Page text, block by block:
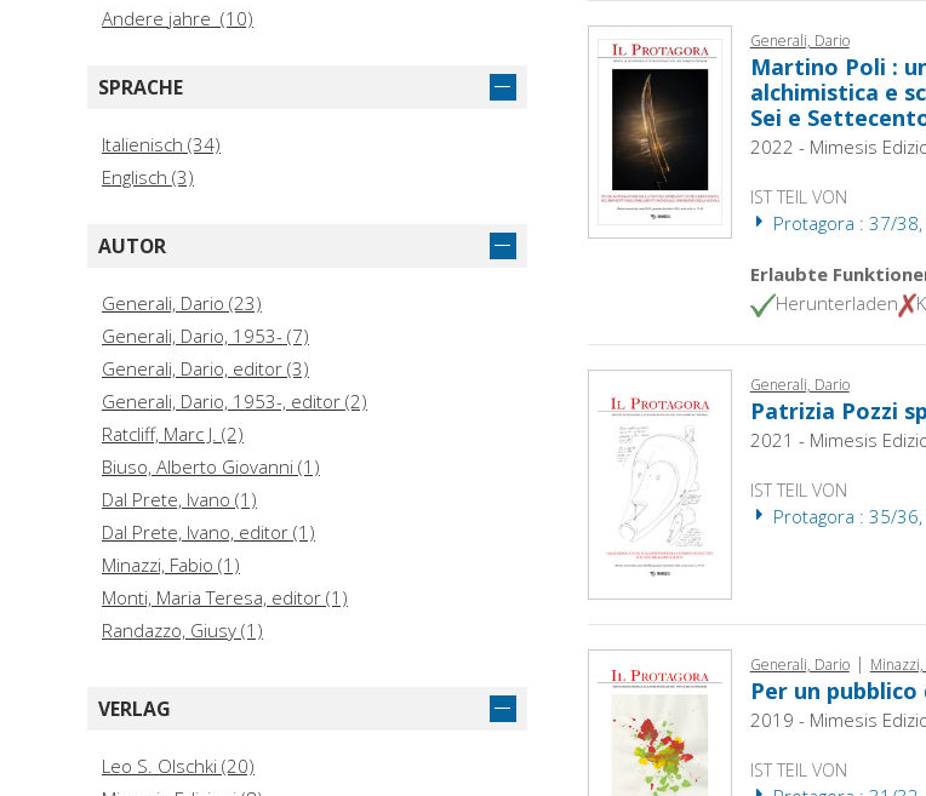
Andere jahre (10)
SPRACHE
Italienisch (34)
Englisch (3)
AUTOR
Generali, Dario (23)
Generali, Dario, 1953- (7)
Generali, Dario, editor (3)
Generali, Dario, 1953-, editor (2)
Ratcliff, Marc J. (2)
Biuso, Alberto Giovanni (1)
Dal Prete, Ivano (1)
Dal Prete, Ivano, editor (1)
Minazzi, Fabio (1)
Monti, Maria Teresa, editor (1)
Randazzo, Giusy (1)
Treppiedi, Fabio (1)
VERLAG
Leo S. Olschki (20)
Generali, Dario
Martino Poli :
alchimistica e
Sei e
2022 - Mimesis
IST TEIL VON
Protagora : 37/
Erlaubte
Herunterladen
Generali, Dario
Patrizia Pozzi
2021 - Mimesis
IST TEIL VON
Protagora : 35/
Generali, Dario |
Per un
2019 - Mimesis
IST TEIL VON